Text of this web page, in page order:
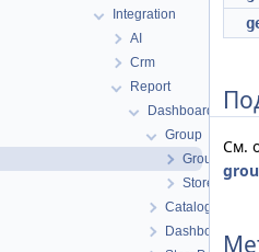
Integration
AI
Crm
Report
Dashboard
Group
Group
StoreGroup
См.